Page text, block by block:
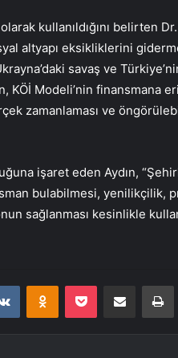
kullanıldığını belirten Dr.
altyapı eksikliklerini
savaş ve
KÖİ Modeli’nin finansmana
zamanlaması ve
işaret eden Aydın,
bulabilmesi, yenilikçilik,
sağlanması kesinlikle
VKontakteOdnoklassniki
Pocket E-Posta ile paylaş